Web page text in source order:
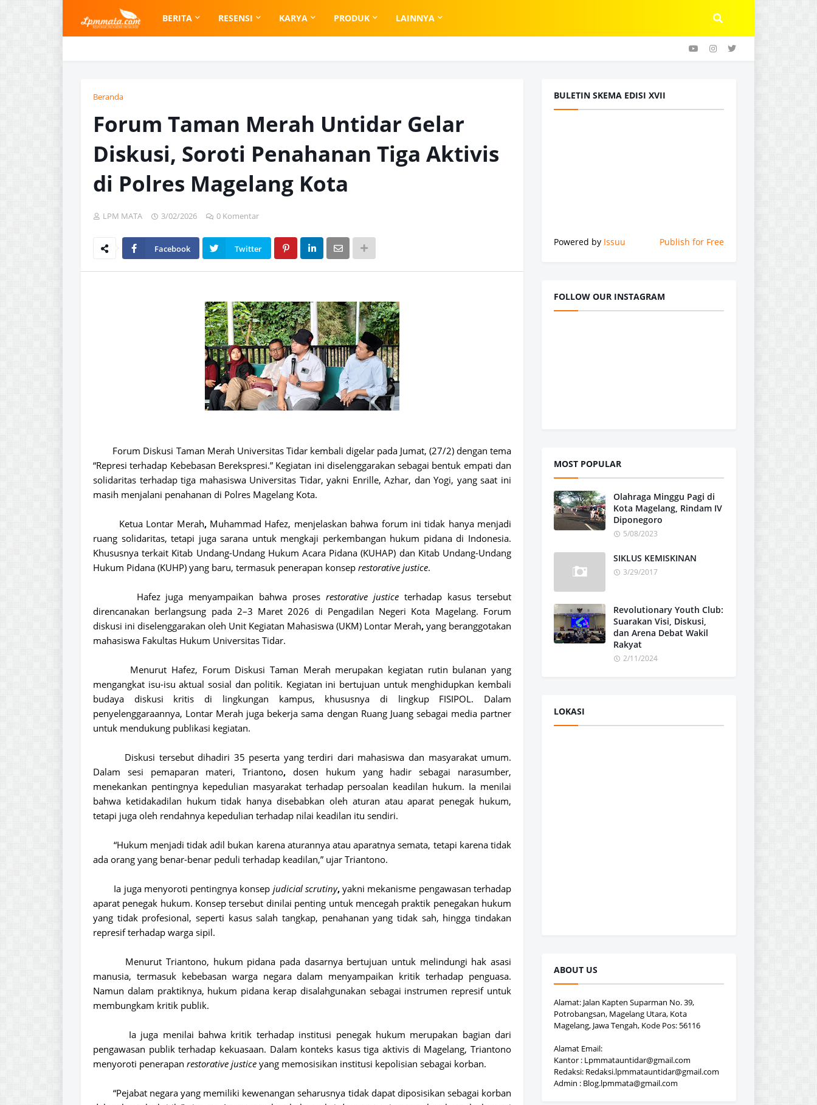
BERITA RESENSI KARYA PRODUK LAINNYA
Beranda
Forum Taman Merah Untidar Gelar
Diskusi, Soroti Penahanan Tiga Aktivis
di Polres Magelang Kota
LPM MATA 3/02/2026 0 Komentar
Facebook Twitter
Forum Diskusi Taman Merah Universitas Tidar kembali digelar pada Jumat, (27/2) dengan tema
“Represi terhadap Kebebasan Berekspresi.”Kegiatan ini diselenggarakan sebagai bentuk empati dan
solidaritas terhadap tiga mahasiswa Universitas Tidar, yakni Enrille, Azhar, dan Yogi, yang saat ini
masih menjalani penahanan di Polres Magelang Kota.
Ketua Lontar Merah, Muhammad Hafez, menjelaskan bahwa forum ini tidak hanya menjadi
ruang solidaritas, tetapi juga sarana untuk mengkaji perkembangan hukum pidana di Indonesia.
Khususnya terkait Kitab Undang-Undang Hukum Acara Pidana (KUHAP) dan Kitab Undang-Undang
Hukum Pidana (KUHP) yang baru, termasuk penerapan konsep restorative justice.
Hafez juga menyampaikan bahwa prosesrestorative justice terhadap kasus tersebut
direncanakan berlangsung pada 2–3 Maret 2026 di Pengadilan Negeri Kota Magelang. Forum
diskusi ini diselenggarakan oleh Unit Kegiatan Mahasiswa (UKM) Lontar Merah, yang beranggotakan
mahasiswa Fakultas Hukum Universitas Tidar.
Menurut Hafez, Forum Diskusi Taman Merah merupakan kegiatan rutin bulanan yang
mengangkat isu-isu aktual sosial dan politik. Kegiatan ini bertujuan untuk menghidupkan kembali
budaya diskusi kritis di lingkungan kampus, khususnya di lingkup FISIPOL. Dalam
penyelenggaraannya, Lontar Merah juga bekerja sama dengan Ruang Juangsebagai media partner
untuk mendukung publikasi kegiatan.
Diskusi tersebut dihadiri 35 peserta yang terdiri dari mahasiswa dan masyarakat umum.
Dalam sesi pemaparan materi,Triantono, dosen hukum yang hadir sebagai narasumber,
menekankan pentingnya kepedulian masyarakat terhadap persoalan keadilan hukum. Ia menilai
bahwa ketidakadilan hukum tidak hanya disebabkan oleh aturan atau aparat penegak hukum,
tetapi juga oleh rendahnya kepedulian terhadap nilai keadilan itu sendiri.
“Hukum menjadi tidak adil bukan karena aturannya atau aparatnya semata, tetapi karena tidak
ada orang yang benar-benar peduli terhadap keadilan,” ujar Triantono.
Ia juga menyoroti pentingnya konsep judicial scrutiny,yakni mekanisme pengawasan terhadap
aparat penegak hukum. Konsep tersebut dinilai penting untuk mencegah praktik penegakan hukum
yang tidak profesional, seperti kasus salah tangkap, penahanan yang tidak sah, hingga tindakan
represif terhadap warga sipil.
Menurut Triantono, hukum pidana pada dasarnya bertujuan untuk melindungi hak asasi
manusia, termasuk kebebasan warga negara dalam menyampaikan kritik terhadap penguasa.
Namun dalam praktiknya, hukum pidana kerap disalahgunakan sebagai instrumen represif untuk
membungkam kritik publik.
Ia juga menilai bahwa kritik terhadap institusi penegak hukum merupakan bagian dari
pengawasan publik terhadap kekuasaan. Dalam konteks kasus tiga aktivis di Magelang, Triantono
menyoroti penerapan restorative justice yang memosisikan institusi kepolisian sebagai korban.
“Pejabat negara yang memiliki kewenangan seharusnya tidak dapat diposisikan sebagai korban
BULETIN SKEMA EDISI XVII
Powered by Issuu Publish for Free
FOLLOW OUR INSTAGRAM
MOST POPULAR
Olahraga Minggu Pagi di
Kota Magelang, Rindam IV
Diponegoro
5/08/2023
SIKLUS KEMISKINAN
3/29/2017
Revolutionary Youth Club:
Suarakan Visi, Diskusi,
dan Arena Debat Wakil
Rakyat
2/11/2024
LOKASI
ABOUT US
Alamat: Jalan Kapten Suparman No. 39,
Potrobangsan, Magelang Utara, Kota
Magelang, Jawa Tengah, Kode Pos: 56116
Alamat Email:
Kantor : Lpmmatauntidar@gmail.com
Redaksi: Redaksi.lpmmatauntidar@gmail.com
Admin : Blog.lpmmata@gmail.com